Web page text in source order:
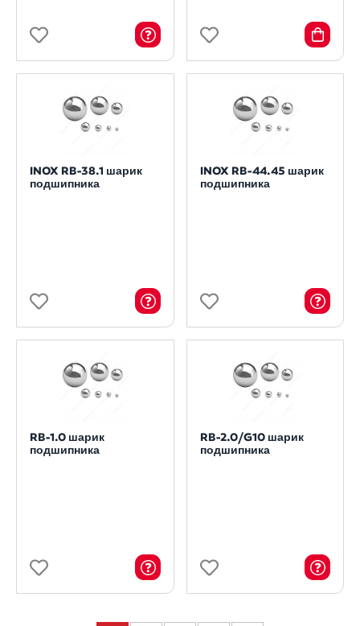
INOX RB-38.1 шарик
подшипника
INOX RB-44.45 шарик
подшипника
RB-1.0 шарик
подшипника
RB-2.0/G10 шарик
подшипника